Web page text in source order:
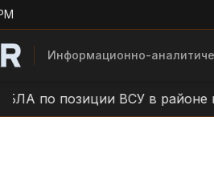
Информационно-
по позиции ВСУ в районе